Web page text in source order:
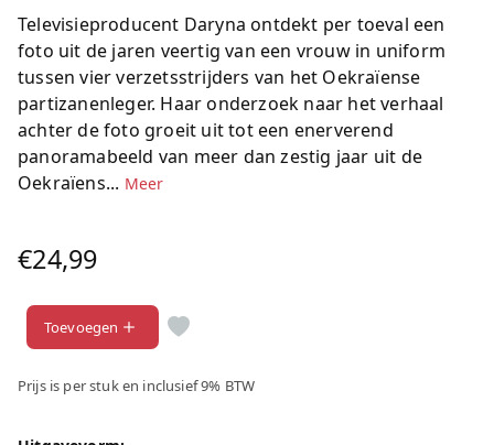
Televisieproducent Daryna ontdekt per toeval een
foto uit de jaren veertig van een vrouw in uniform
tussen vier verzetsstrijders van het Oekraïense
partizanenleger. Haar onderzoek naar het verhaal
achter de foto groeit uit tot een enerverend
panoramabeeld van meer dan zestig jaar uit de
Oekraïens... Meer
€24,99
Toevoegen
Prijs is per stuk en inclusief 9% BTW